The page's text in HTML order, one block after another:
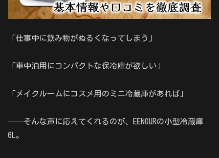
「仕事中に飲み物がぬるくなってしまう」
「車中泊用にコンパクトな保冷庫が欲しい」
「メイクルームにコスメ用のミニ冷蔵庫があれば」
──そんな声に応えてくれるのが、EENOURの小型冷蔵庫
6L。